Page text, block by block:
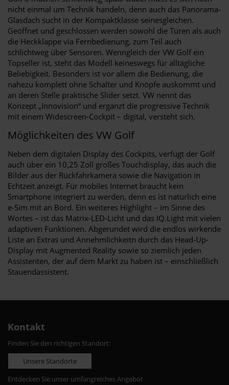
nicht einmal um Technik handeln, denn auch das Panorama-
Glasdach sucht in der Kompaktklasse seinesgleichen.
Geöffnet und geschlossen werden sowohl die Türen als auch
die Heckklappe via Fernbedienung, zum Teil auch
schlichtweg über Sensoren. Wenngleich der VW Golf ein
Topseller ist, steht das Modell keineswegs für alltägliche
Beliebigkeit. Besonders ist vor allem die Bedienung, die
nahezu komplett ohne Schalter und Knöpfe auskommt und
an deren Stelle praktische Slider setzt. VW nennt das
Konzept „Innovision“ und ergänzt die progressive Technik
mit einem Widescreen-Cockpit – digital, versteht sich.
Möglichkeiten des VW Golf
Neben dem digitalen Display des Cockpits, verfügt der Golf
auch über ein 10,25 Zoll großes Touchdisplay, das auch die
Bilder aus der Rückfahrkamera sowie die Navigation in
Echtzeit anzeigt. Für mobiles Internet braucht kein
Smartphone integriert zu werden, denn es ist natürlich eine
e-Sim mit an Bord. Ein weiteres Highlight – im Sinne des
Wortes – ist das Matrix-LED-Licht und das IQ.Light mit vielen
adaptiven Funktionen. Abgerundet wird die endlos wirkende
Liste an Extras und Annehmlichkeitn durch das Head-Up-
Display mit Augmented Reality sowie so ziemlich jeden
Assistenten, der auf dem Markt zu haben ist – einschließlich
Stauendassistent.
Kontakt
Finden Sie den richtigen Standort:
Unsere Standorte
Entdecken Sie unser umfangreiches Angebot